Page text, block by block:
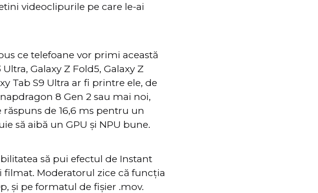
videoclipurile pe care le-ai
ce telefoane vor primi această
Ultra, Galaxy Z Fold5, Galaxy Z
Tab S9 Ultra ar fi printre ele, de
8 Gen 2 sau mai noi,
de 16,6 ms pentru un
să aibă un GPU și NPU bune.
să pui efectul de Instant
filmat. Moderatorul zice că funcția
și pe formatul de fișier .mov.